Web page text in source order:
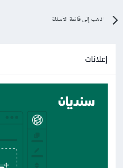
اذهب إلى قائمة الأسئلة
إعلانات